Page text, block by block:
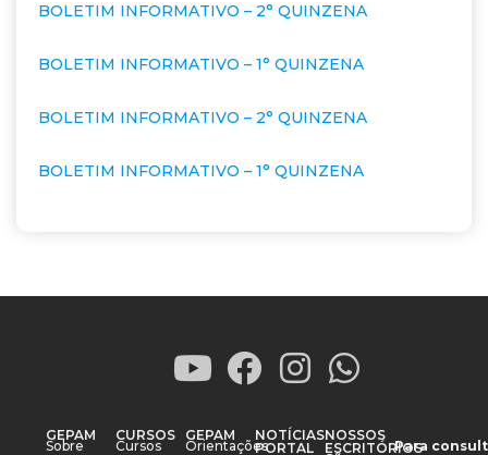
BOLETIM INFORMATIVO – 2° QUINZENA
BOLETIM INFORMATIVO – 1° QUINZENA
BOLETIM INFORMATIVO – 2° QUINZENA
BOLETIM INFORMATIVO – 1° QUINZENA
GEPAM
Sobre
CURSOS
Cursos
GEPAM
Orientações
NOTÍCIAS
PORTAL
NOSSOS
ESCRITÓRIOS
Para